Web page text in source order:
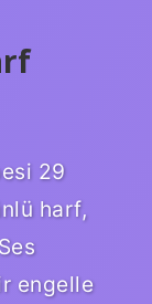
29
harf,
engelle